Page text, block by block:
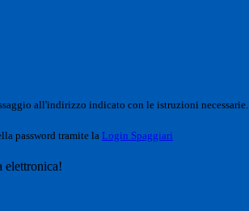
all'indirizzo indicato con le istruzioni necessarie.
password tramite la Login Spaggiari
elettronica!